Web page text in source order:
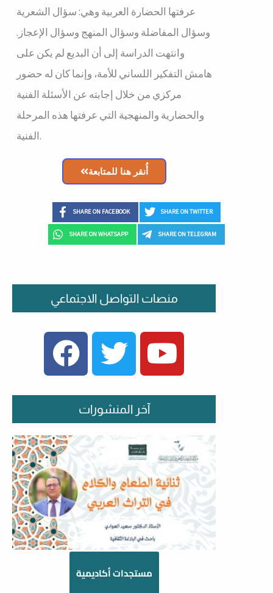
عرفتها الحضارة العربية وهي: سؤال الشعرية
وسؤال المفاضلة وسؤال المنهج وسؤال الإعجاز.
وانتهت الدراسة إلى أن البديع لم يكن على
هامش التفكير اللساني للأمة، وإنما كان له حضور
مركزي من خلال إجابته عن الأسئلة الفنية
والحضارية والمنهجية التي عرفتها هذه المرحلة
الفنية.
أُنقر هنا للمتابعة
SHARE ON FACEBOOK SHARE ON TWITTER
SHARE ON WHATSAPP SHARE ON TELEGRAM
منصات التواصل الاجتماعي
FACEBOOK
TWITTERYOUTUBE
آخر المنشورات
مستجدات أكاديمية